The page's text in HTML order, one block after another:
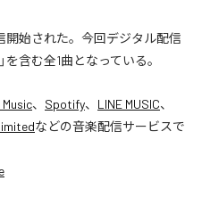
開始された。今回デジタル配信
を含む全1曲となっている。
、 Spotify、 LINE MUSIC、
などの音楽配信サービスで